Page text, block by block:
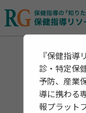
『保健指導
診・特定保
予防、産業
導に携わる
報プラット